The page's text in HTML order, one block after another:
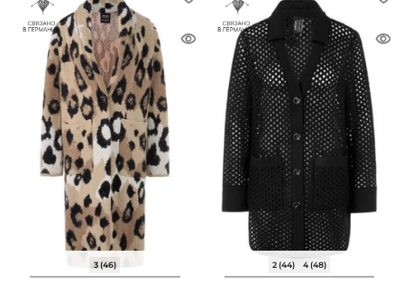
3 (46) 2 (44) 4 (48)